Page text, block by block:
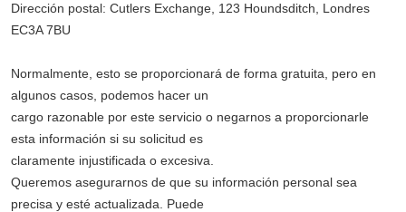
Dirección postal: Cutlers Exchange, 123 Houndsditch, Londres
EC3A 7BU
Normalmente, esto se proporcionará de forma gratuita, pero en
algunos casos, podemos hacer un
cargo razonable por este servicio o negarnos a proporcionarle
esta información si su solicitud es
claramente injustificada o excesiva.
Queremos asegurarnos de que su información personal sea
precisa y esté actualizada. Puede